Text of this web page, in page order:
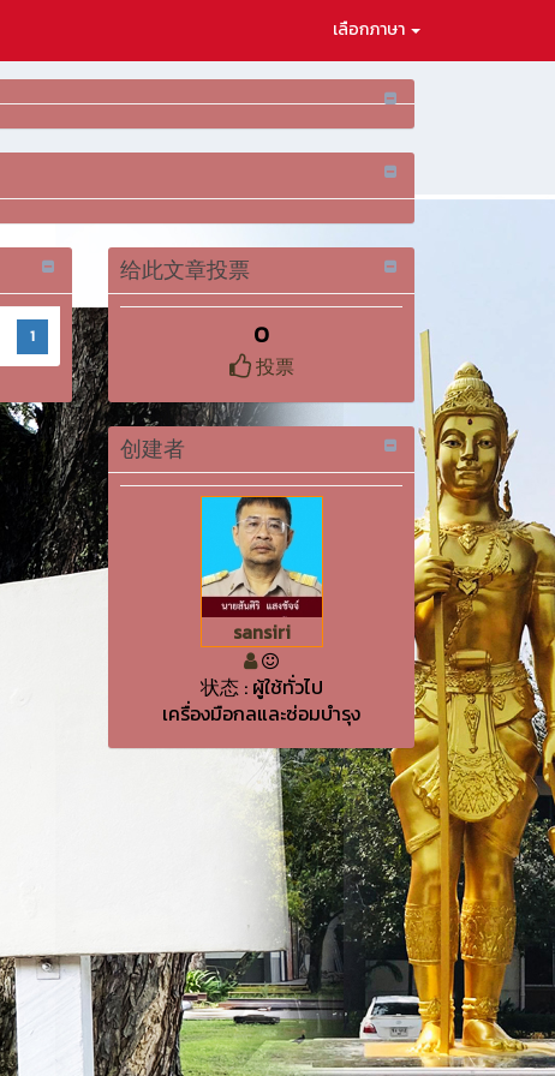
เลือกภาษา
1
给此文章投票
0
投票
创建者
sansiri
状态 : ผู้ใช้ทั่วไป
เครื่องมือกลและซ่อมบำรุง